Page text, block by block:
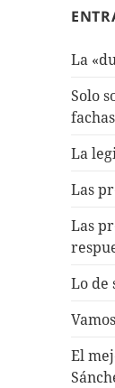
La
Solo
fachas
La
Las
Las
Lo de
El